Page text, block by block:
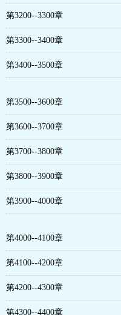
第3200--3300章
第3300--3400章
第3400--3500章
第3500--3600章
第3600--3700章
第3700--3800章
第3800--3900章
第3900--4000章
第4000--4100章
第4100--4200章
第4200--4300章
第4300--4400章